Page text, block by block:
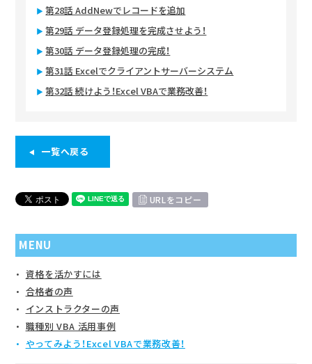
第28話 AddNewでレコードを追加
第29話 データ登録処理を完成させよう！
第30話 データ登録処理の完成！
第31話 Excelでクライアントサーバーシステム
第32話 続けよう！Excel VBAで業務改善！
一覧へ戻る
URLをコピー
MENU
資格を活かすには
合格者の声
インストラクターの声
職種別 VBA 活用事例
やってみよう！Excel VBAで業務改善！